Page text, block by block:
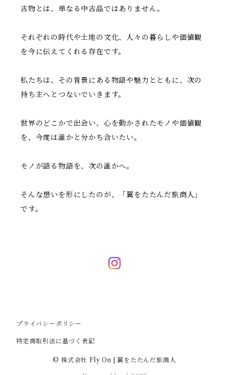
古物とは、単なる中古品ではありません。
それぞれの時代や土地の文化、人々の暮らしや価値観
を今に伝えてくれる存在です。
私たちは、その背景にある物語や魅力とともに、次の
持ち主へとつないでいきます。
世界のどこかで出会い、心を動かされたモノや価値観
を、今度は誰かと分かち合いたい。
モノが語る物語を、次の誰かへ。
そんな想いを形にしたのが、「翼をたたんだ旅商人」
です。
プライバシーポリシー
特定商取引法に基づく表記
© 株式会社 Fly On | 翼をたたんだ旅商人